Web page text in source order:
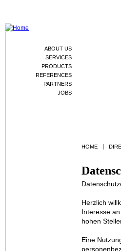
HOME
Herzlich
Interesse
hohen
Eine
ABOUT US
SERVICES
PRODUCTS
REFERENCES
PARTNERS
JOBS